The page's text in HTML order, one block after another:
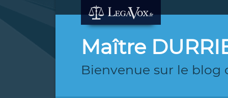
Maître
Bienvenue sur le blog